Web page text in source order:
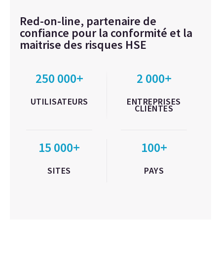
Red-on-line, partenaire de
confiance pour la conformité et la
maitrise des risques HSE
250 000+
UTILISATEURS
2 000+
ENTREPRISES
CLIENTES
15 000+
SITES
100+
PAYS